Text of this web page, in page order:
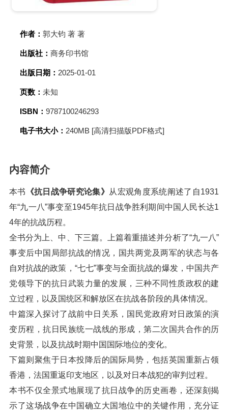
作者： 郭大钧 著 著
出版社： 商务印书馆
出版日期： 2025-01-01
页数： 未知
ISBN： 9787100246293
电子书大小： 240MB [高清扫描版PDF格式]
内容简介
本书 《抗日战争研究论集》 从宏观角度系统阐述了自1931
年“九一八”事变至1945年抗日战争胜利期间中国人民长达1
4年的抗战历程。
全书分为上、中、下三篇。上篇着重描述并分析了“九一八”
事变后中国局部抗战的情况，国共两党及两军的状态与各
自对抗战的政策，“七七”事变与全面抗战的爆发，中国共产
党领导下的抗日武装力量的发展，三种不同性质政权的建
立过程，以及国统区和解放区在抗战各阶段的具体情况。
中篇深入探讨了战前中日关系，国民党政府对日政策的演
变历程，抗日民族统一战线的形成，第二次国共合作的历
史背景，以及抗战时期中国国际地位的变化。
下篇则聚焦于日本投降后的国际局势，包括英国重新占领
香港，法国重返印支地区，以及对日本战犯的审判过程。
本书不仅全景式地展现了抗日战争的历史画卷，还深刻揭
示了这场战争在中国确立大国地位中的关键作用，充分证